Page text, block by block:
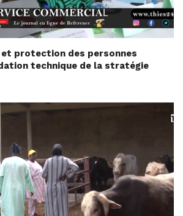
protection des personnes
technique de la stratégie